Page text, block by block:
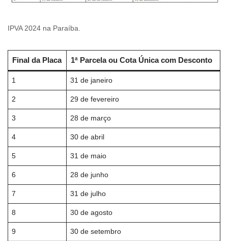
IPVA 2024 na Paraíba.
Final da Placa 1ª Parcela ou Cota Única com Desconto
1 31 de janeiro
2 29 de fevereiro
3 28 de março
4 30 de abril
5 31 de maio
6 28 de junho
7 31 de julho
8 30 de agosto
9 30 de setembro